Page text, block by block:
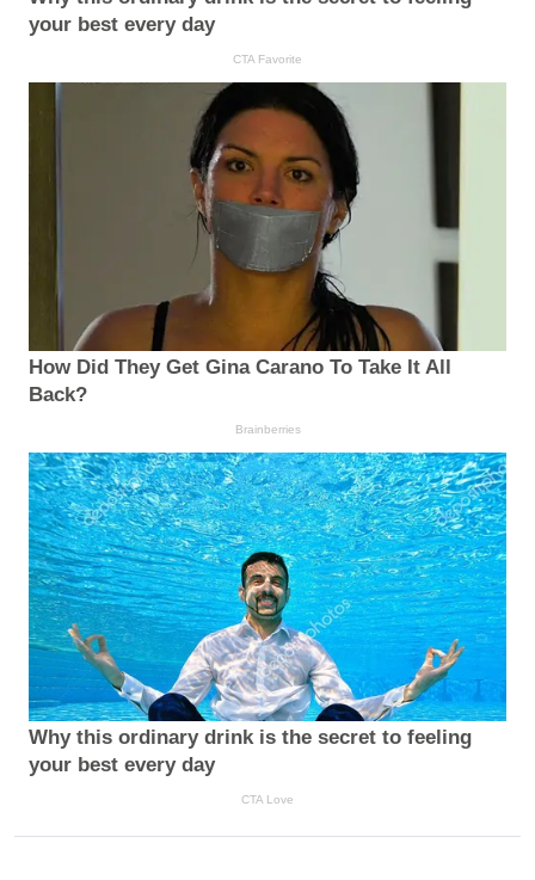
your best every day
CTA Favorite
How Did They Get Gina Carano To Take It All
Back?
Brainberries
Why this ordinary drink is the secret to feeling
your best every day
CTA Love